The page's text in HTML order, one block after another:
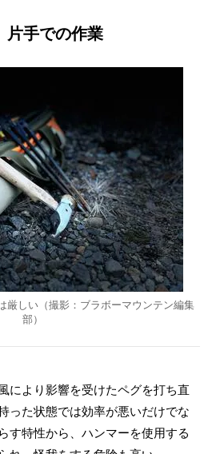
手での作業
厳しい（撮影：ブラボーマウンテン編集
部）
により影響を受けたペグを打ち直
った状態では効率が悪いだけでな
す特性から、ハンマーを使用する